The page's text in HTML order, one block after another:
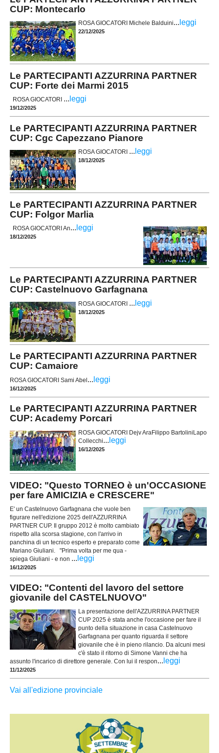
CUP: Montecarlo
ROSA GIOCATORI Michele Balduini... leggi
22/12/2025
Le PARTECIPANTI AZZURRINA PARTNER
CUP: Forte dei Marmi 2015
ROSA GIOCATORI ... leggi
19/12/2025
Le PARTECIPANTI AZZURRINA PARTNER
CUP: Cgc Capezzano Pianore
ROSA GIOCATORI ... leggi
18/12/2025
Le PARTECIPANTI AZZURRINA PARTNER
CUP: Folgor Marlia
ROSA GIOCATORI An... leggi
18/12/2025
Le PARTECIPANTI AZZURRINA PARTNER
CUP: Castelnuovo Garfagnana
ROSA GIOCATORI ... leggi
18/12/2025
Le PARTECIPANTI AZZURRINA PARTNER
CUP: Camaiore
ROSA GIOCATORI Sami Abel... leggi
16/12/2025
Le PARTECIPANTI AZZURRINA PARTNER
CUP: Academy Porcari
ROSA GIOCATORI Dejv AraFilippo BartoliniLapo
Collecchi... leggi
16/12/2025
VIDEO: "Questo TORNEO è un'OCCASIONE
per fare AMICIZIA e CRESCERE"
E' un Castelnuovo Garfagnana che vuole ben
figurare nell'edizione 2025 dell'AZZURRINA
PARTNER CUP. Il gruppo 2012 è molto cambiato
rispetto alla scorsa stagione, con l'arrivo in
panchina di un tecnico esperto e preparato come
Mariano Giuliani. "Prima volta per me qua -
spiega Giuliani - e non ... leggi
16/12/2025
VIDEO: "Contenti del lavoro del settore
giovanile del CASTELNUOVO"
La presentazione dell'AZZURRINA PARTNER
CUP 2025 è stata anche l'occasione per fare il
punto della situazione in casa Castelnuovo
Garfagnana per quanto riguarda il settore
giovanile che è in pieno rilancio. Da alcuni mesi
c'è stato il ritorno di Simone Vanni che ha
assunto l'incarico di direttore generale. Con lui il respon... leggi
11/12/2025
Vai all'edizione provinciale